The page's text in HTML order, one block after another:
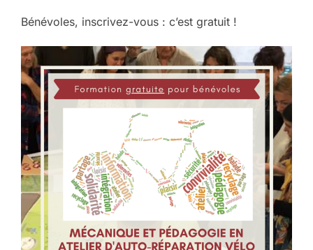
Bénévoles, inscrivez-vous : c’est gratuit !